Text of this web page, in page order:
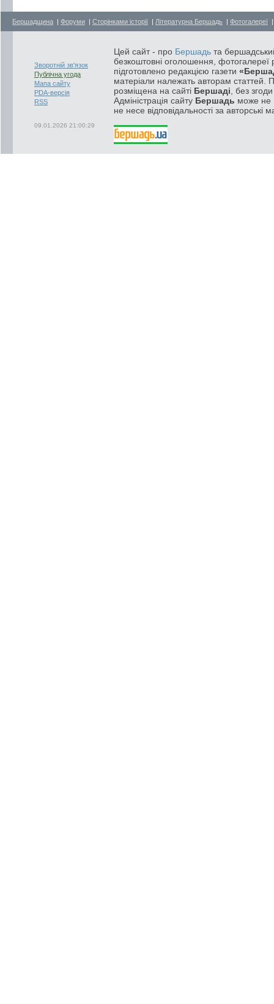
Бершадщина | Форуми | Сторінками історії | Літературна Бершадь | Фотогалереї
Зворотній зв'язок
Публічна угода
Мапа сайту
PDA-версія
RSS
09.01.2026 21:00:29
Цей сайт - про Бершадь та
безкоштовні оголошення, фотогалереї
підготовлено редакцією газети
матеріали належать авторам статтей.
розміщена на сайті Бершаді , без
Адміністрація сайту Бершадь може не
не несе відповідальності за авторські